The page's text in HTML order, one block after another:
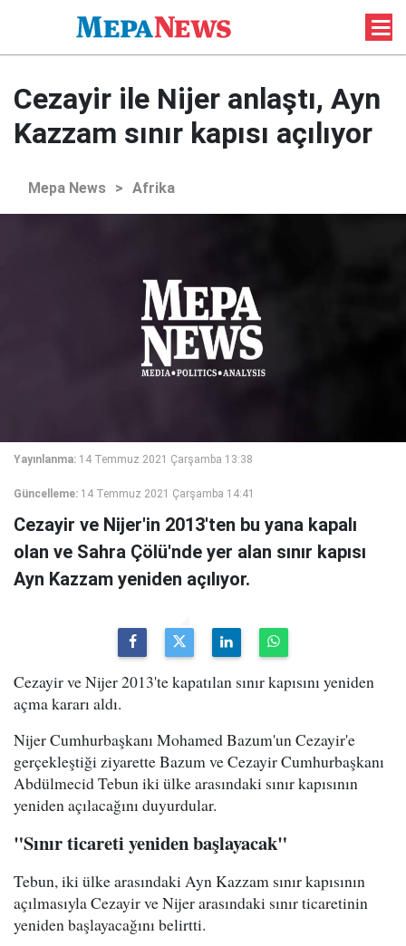
Cezayir ile Nijer anlaştı, Ayn
Kazzam sınır kapısı açılıyor
Mepa News > Afrika
Yayınlanma: 14 Temmuz 2021 Çarşamba 13:38
Güncelleme: 14 Temmuz 2021 Çarşamba 14:41
Cezayir ve Nijer'in 2013'ten bu yana kapalı
olan ve Sahra Çölü'nde yer alan sınır kapısı
Ayn Kazzam yeniden açılıyor.
Cezayir ve Nijer 2013'te kapatılan sınır kapısını yeniden
açma kararı aldı.
Nijer Cumhurbaşkanı Mohamed Bazum'un Cezayir'e
gerçekleştiği ziyarette Bazum ve Cezayir Cumhurbaşkanı
Abdülmecid Tebun iki ülke arasındaki sınır kapısının
yeniden açılacağını duyurdular.
"Sınır ticareti yeniden başlayacak"
Tebun, iki ülke arasındaki Ayn Kazzam sınır kapısının
açılmasıyla Cezayir ve Nijer arasındaki sınır ticaretinin
yeniden başlayacağını belirtti.